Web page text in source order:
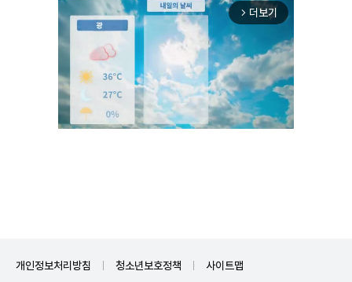
arrow_forward_ios 더보기
개인정보처리방침 청소년보호정책 사이트맵